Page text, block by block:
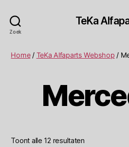
Zoek
TeKa
Home/ TeKa Alfaparts Webshop /
Toont alle 12 resultaten